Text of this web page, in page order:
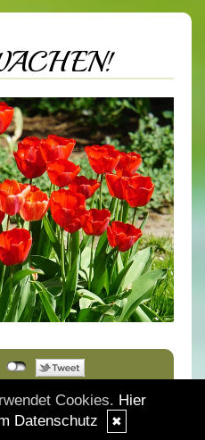
00.00|(0/0)
Cookies. Hier
Datenschutz
✖